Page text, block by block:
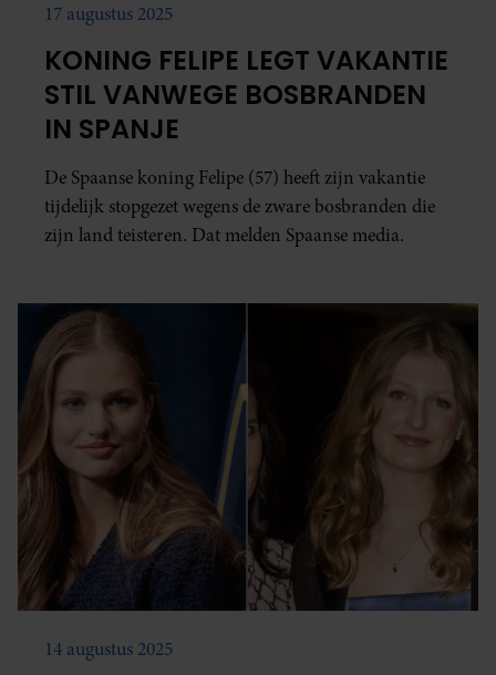
17 augustus 2025
KONING FELIPE LEGT VAKANTIE
STIL VANWEGE BOSBRANDEN
IN SPANJE
De Spaanse koning Felipe (57) heeft zijn vakantie
tijdelijk stopgezet wegens de zware bosbranden die
zijn land teisteren. Dat melden Spaanse media.
14 augustus 2025